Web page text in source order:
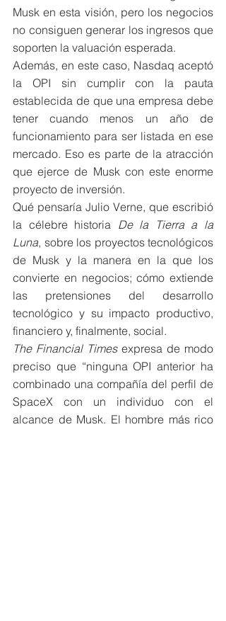
Musk en esta visión, pero los negocios
no consiguen generar los ingresos que
soporten la valuación esperada.
Además, en este caso, Nasdaq aceptó
la OPI sin cumplir con la pauta
establecida de que una empresa debe
tener cuando menos un año de
funcionamiento para ser listada en ese
mercado. Eso es parte de la atracción
que ejerce de Musk con este enorme
proyecto de inversión.
Qué pensaría Julio Verne, que escribió
la célebre historia De la Tierra a la
Luna, sobre los proyectos tecnológicos
de Musk y la manera en la que los
convierte en negocios; cómo extiende
las pretensiones del desarrollo
tecnológico y su impacto productivo,
financiero y, finalmente, social.
The Financial Times expresa de modo
preciso que “ninguna OPI anterior ha
combinado una compañía del perfil de
SpaceX con un individuo con el
alcance de Musk. El hombre más rico